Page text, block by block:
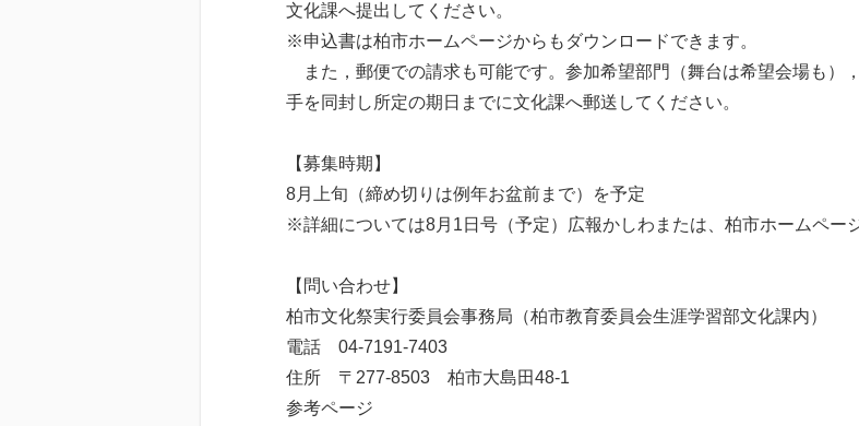
文化課へ提出してください。
※申込書は柏市ホームページからもダウンロードできます。
また，郵便での請求も可能です。参加希望部門（舞台は希望会場も）
手を同封し所定の期日までに文化課へ郵送してください。
【募集時期】
8月上旬（締め切りは例年お盆前まで）を予定
※詳細については8月1日号（予定）広報かしわまたは、柏市ホームペー
【問い合わせ】
柏市文化祭実行委員会事務局（柏市教育委員会生涯学習部文化課内）
電話 04-7191-7403
住所 〒277-8503 柏市大島田48-1
参考ページ